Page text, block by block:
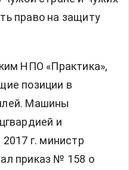
право на защиту
НПО «Практика»,
позиции в
Машины
и
г. министр
приказ № 158 о